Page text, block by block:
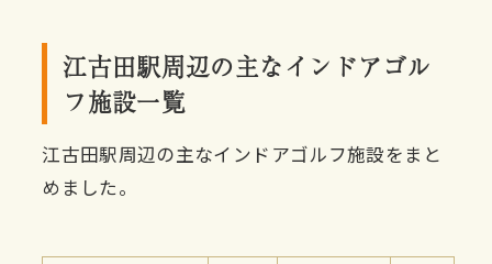
江古田駅周辺の主なインドアゴル
フ施設一覧
江古田駅周辺の主なインドアゴルフ施設をまと
めました。